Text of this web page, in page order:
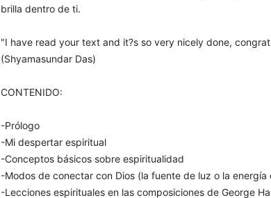
brilla dentro de ti.
"I have read your text and it?s so very nicely done,
(Shyamasundar Das)
CONTENIDO:
-Prólogo
-Mi despertar espiritual
-Conceptos básicos sobre espiritualidad
-Modos de conectar con Dios (la fuente de luz o la energía
-Lecciones espirituales en las composiciones de George